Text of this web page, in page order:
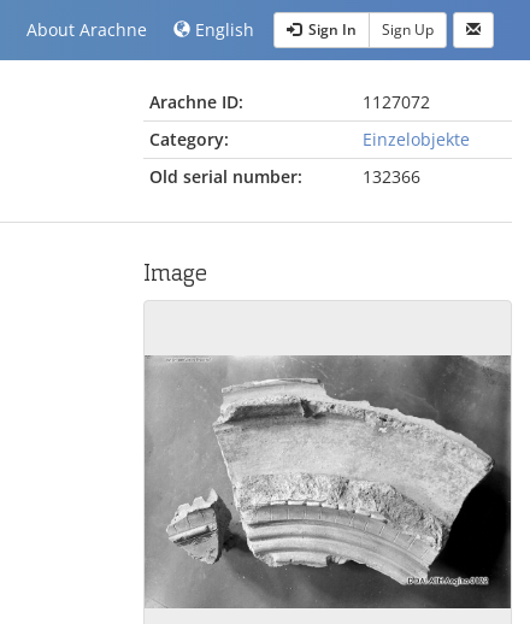
About Arachne English Sign In Sign Up
Arachne ID:
1127072
Category:
Einzelobjekte
Old serial number:
132366
Image